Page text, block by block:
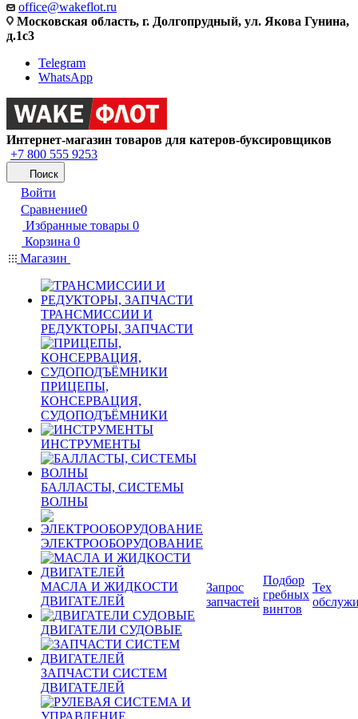
office@wakeflot.ru
Московская область, г. Долгопрудный, ул. Якова Гунина,
д.1с3
Telegram
WhatsApp
Интернет-магазин товаров для катеров-буксировщиков
+7 800 555 9253
Поиск
Войти
Сравнение0
Избранные товары 0
Корзина 0
Магазин
ТРАНСМИССИИ И
РЕДУКТОРЫ, ЗАПЧАСТИ
ПРИЦЕПЫ,
КОНСЕРВАЦИЯ,
СУДОПОДЪЁМНИКИ
ИНСТРУМЕНТЫ
БАЛЛАСТЫ, СИСТЕМЫ
ВОЛНЫ
ЭЛЕКТРООБОРУДОВАНИЕ
МАСЛА И ЖИДКОСТИ
ДВИГАТЕЛЕЙ
ДВИГАТЕЛИ СУДОВЫЕ
ЗАПЧАСТИ СИСТЕМ
ДВИГАТЕЛЕЙ
Запрос
запчастей
Подбор
гребных
винтов
Тех